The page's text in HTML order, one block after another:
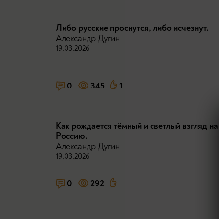
Либо русские проснутся, либо исчезнут.
Александр Дугин
19.03.2026
0 345 1
Как рождается тёмный и светлый взгляд на
Россию.
Александр Дугин
19.03.2026
0 292